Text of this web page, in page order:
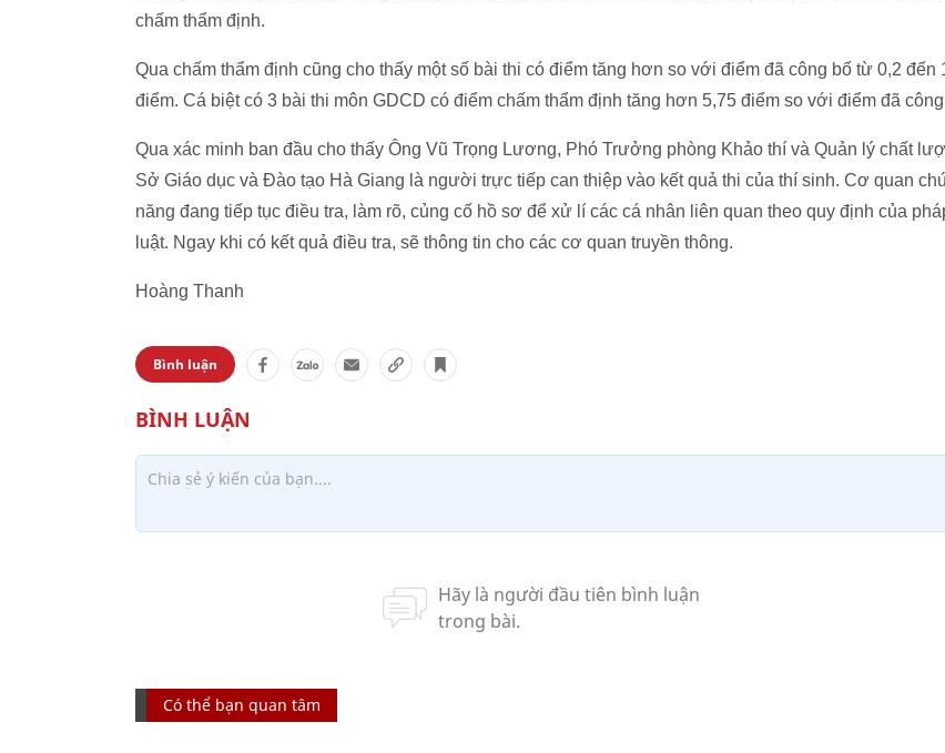
chấm thẩm định.
Qua chấm thẩm định cũng cho thấy một số bài thi có điểm tăng hơn so với điểm đã công bố từ 0,2 đến
điểm. Cá biệt có 3 bài thi môn GDCD có điểm chấm thẩm định tăng hơn 5,75 điểm so với điểm đã
Qua xác minh ban đầu cho thấy Ông Vũ Trọng Lương, Phó Trưởng phòng Khảo thí và Quản lý chất
Sở Giáo dục và Đào tạo Hà Giang là người trực tiếp can thiệp vào kết quả thi của thí sinh. Cơ quan
năng đang tiếp tục điều tra, làm rõ, củng cố hồ sơ để xử lí các cá nhân liên quan theo quy định của
luật. Ngay khi có kết quả điều tra, sẽ thông tin cho các cơ quan truyền thông.
Hoàng Thanh
Bình luận
Có thể bạn quan tâm